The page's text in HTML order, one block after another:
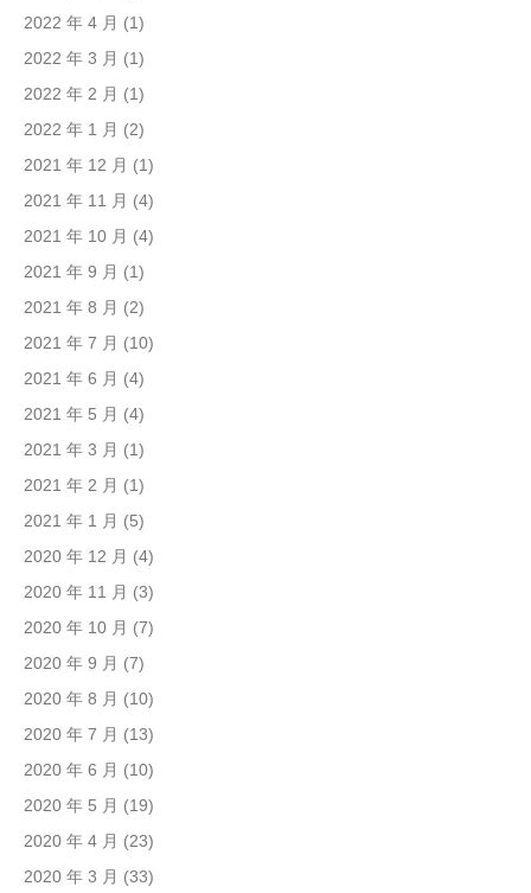
2022 年 4 月 (1)
2022 年 3 月 (1)
2022 年 2 月 (1)
2022 年 1 月 (2)
2021 年 12 月 (1)
2021 年 11 月 (4)
2021 年 10 月 (4)
2021 年 9 月 (1)
2021 年 8 月 (2)
2021 年 7 月 (10)
2021 年 6 月 (4)
2021 年 5 月 (4)
2021 年 3 月 (1)
2021 年 2 月 (1)
2021 年 1 月 (5)
2020 年 12 月 (4)
2020 年 11 月 (3)
2020 年 10 月 (7)
2020 年 9 月 (7)
2020 年 8 月 (10)
2020 年 7 月 (13)
2020 年 6 月 (10)
2020 年 5 月 (19)
2020 年 4 月 (23)
2020 年 3 月 (33)